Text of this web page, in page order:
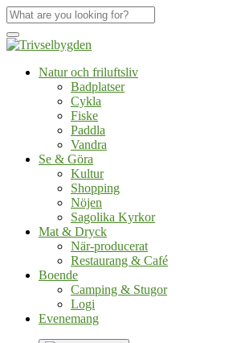
Natur och friluftsliv
Badplatser
Cykla
Fiske
Paddla
Vandra
Se & Göra
Kultur
Shopping
Nöjen
Sagolika Kyrkor
Mat & Dryck
När-producerat
Restaurang & Café
Boende
Camping & Stugor
Logi
Evenemang